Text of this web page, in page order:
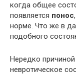
когда общее
появляется понос
норме. Что же в
подобного
Нередко
невротическое